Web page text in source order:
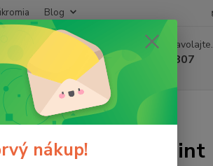
Blog
Neviete si rady? Zavolajte.
+421 911 131 807
(Po-Pia, 8-17 hod.)
Smart+ Rainpoint
nákup!